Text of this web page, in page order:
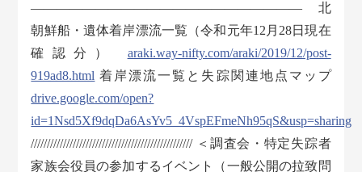
————————————————————— 北
朝鮮船・遺体着岸漂流一覧（令和元年12月28日現在
確認分） araki.way-nifty.com/araki/2019/12/post-
919ad8.html 着岸漂流一覧と失踪関連地点マップ
drive.google.com/open?
id=1Nsd5Xf9dqDa6AsYv5_4VspEFmeNh95qS&usp=sharing
////////////////////////////////////////////////// ＜調査会・特定失踪者
家族会役員の参加するイベント（一般公開の拉致問